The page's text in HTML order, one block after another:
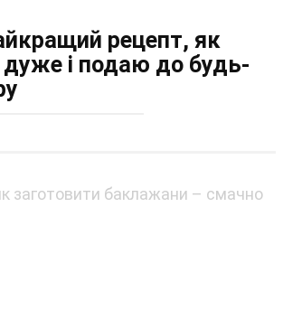
рецепт, як
і подаю до будь-